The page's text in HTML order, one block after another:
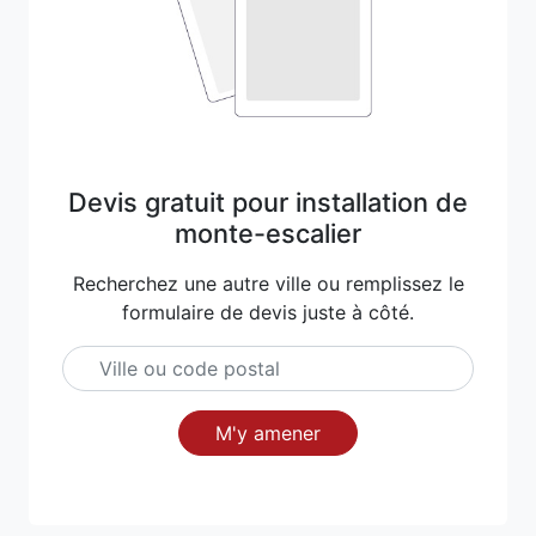
Devis gratuit pour installation de
monte-escalier
Recherchez une autre ville ou remplissez le
formulaire de devis juste à côté.
M'y amener